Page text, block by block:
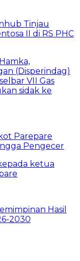
Tinjau
II di RS PHC
Parepare
Pengecer
Hasil
2030